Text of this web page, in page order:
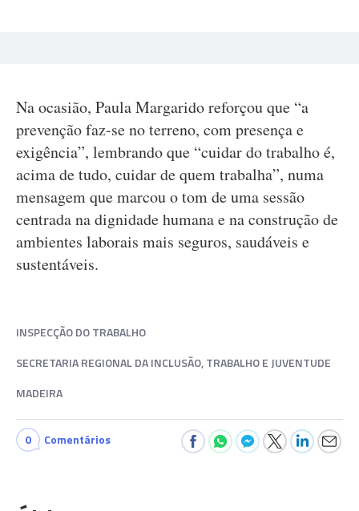
Na ocasião, Paula Margarido reforçou que “a
prevenção faz-se no terreno, com presença e
exigência”, lembrando que “cuidar do trabalho é,
acima de tudo, cuidar de quem trabalha”, numa
mensagem que marcou o tom de uma sessão
centrada na dignidade humana e na construção de
ambientes laborais mais seguros, saudáveis e
sustentáveis.
INSPECÇÃO DO TRABALHO
SECRETARIA REGIONAL DA INCLUSÃO, TRABALHO E JUVENTUDE
MADEIRA
0 Comentários